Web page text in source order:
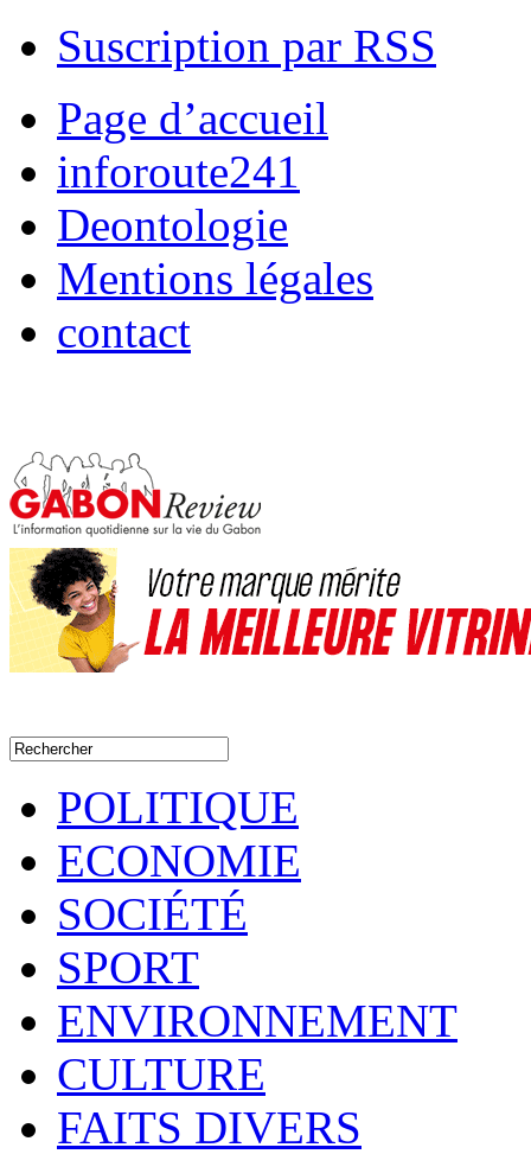
Suscription par RSS
Page d’accueil
inforoute241
Deontologie
Mentions légales
contact
POLITIQUE
ECONOMIE
SOCIÉTÉ
SPORT
ENVIRONNEMENT
CULTURE
FAITS DIVERS